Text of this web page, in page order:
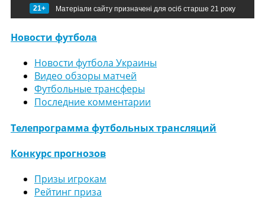
21+ Матеріали сайту призначені для осіб старше 21 року
Новости футбола
Новости футбола Украины
Видео обзоры матчей
Футбольные трансферы
Последние комментарии
Телепрограмма футбольных трансляций
Конкурс прогнозов
Призы игрокам
Рейтинг приза